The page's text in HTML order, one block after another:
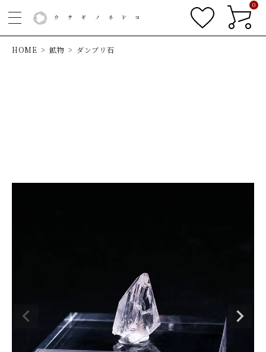
0
HOME 鉱物 ダンブリ石